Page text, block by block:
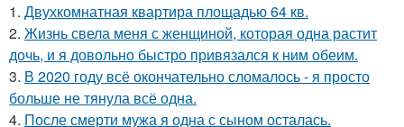
1. Двухкомнатная квартира площадью 64 кв.
2. Жизнь свела меня с женщиной, которая одна растит
дочь, и я довольно быстро привязался к ним обеим.
3. В 2020 году всё окончательно сломалось - я просто
больше не тянула всё одна.
4. После смерти мужа я одна с сыном осталась.